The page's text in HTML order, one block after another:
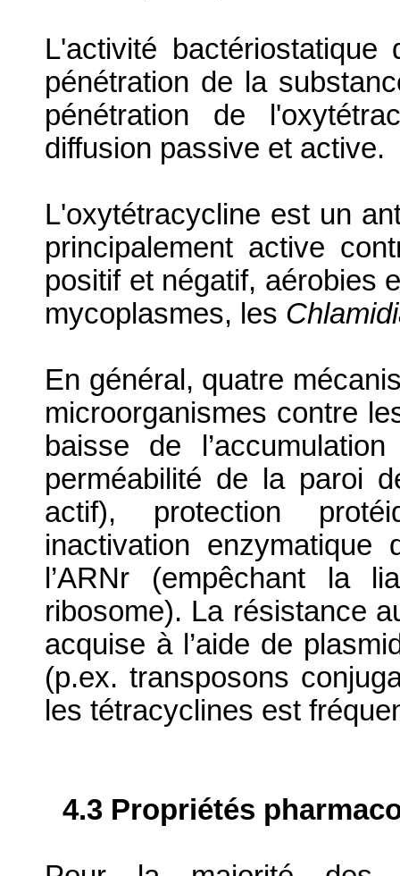
L'activité
pénétration de la
pénétration de
diffusion passive et active.
L'oxytétracycline est un
principalement active
positif et négatif, aérobies
mycoplasmes, les
En général, quatre
microorganismes contre
baisse de
perméabilité de la paroi
actif), protection
inactivation enzymatique
l’ARNr (empêchant la
ribosome). La résistance
acquise à l’aide de
(p.ex. transposons
les tétracyclines est
4.3 Propriétés